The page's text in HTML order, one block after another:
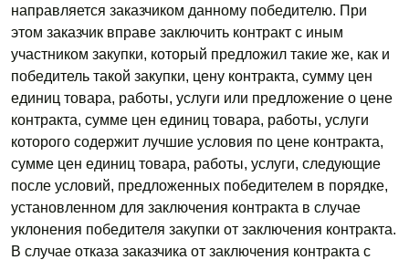
направляется заказчиком данному победителю. При
этом заказчик вправе заключить контракт с иным
участником закупки, который предложил такие же, как и
победитель такой закупки, цену контракта, сумму цен
единиц товара, работы, услуги или предложение о цене
контракта, сумме цен единиц товара, работы, услуги
которого содержит лучшие условия по цене контракта,
сумме цен единиц товара, работы, услуги, следующие
после условий, предложенных победителем в порядке,
установленном для заключения контракта в случае
уклонения победителя закупки от заключения контракта.
В случае отказа заказчика от заключения контракта с